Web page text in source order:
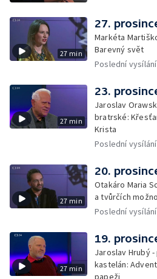
27 min
27.
Markéta
Barevný svět
Poslední vysílání
27 min
23.
Jaroslav
bratrské:
Krista
Poslední vysílání
27 min
20.
Otakáro Maria
a tvůrčích
Poslední vysílání
27 min
19.
Jaroslav Hrubý
kastelán:
papeži